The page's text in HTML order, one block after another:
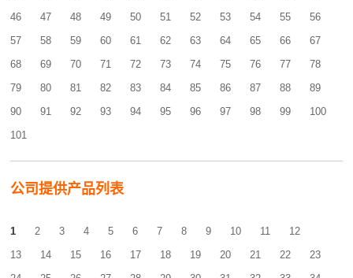
46
47 48 49 50 51 52 53 54 55
56
57
58 59 60 61 62 63 64 65 66
67
68
69 70 71 72 73 74 75 76 77
78
79
80 81 82 83 84 85 86 87 88
89
90
91 92 93 94 95 96 97 98 99
100
101
公司提供产品列表
1 2 3 4 5 6 7 8 9 10 11
12
13
14 15 16 17 18 19 20 21 22
23